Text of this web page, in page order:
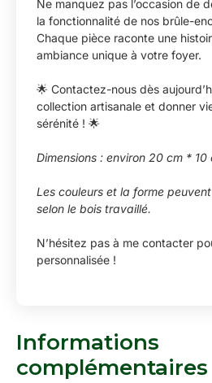
Ne manquez pas l’occasion de
la fonctionnalité de nos brûle-
Chaque pièce raconte une
ambiance unique à votre foyer.
🌟 Contactez-nous dès
collection artisanale et donner
sérénité ! 🌟
Dimensions : environ 20 cm * 10
Les couleurs et la forme
selon le bois travaillé.
N’hésitez pas à me contacter
personnalisée !
Informations
complémentaires